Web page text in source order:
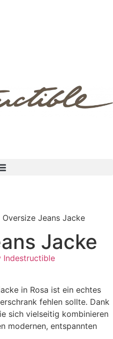
Oversize Jeans Jacke
Jacke
Indestructible
in Rosa ist ein echtes
fehlen sollte. Dank
sich vielseitig kombinieren
modernen, entspannten